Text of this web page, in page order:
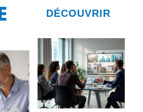
DÉCOUVRIR